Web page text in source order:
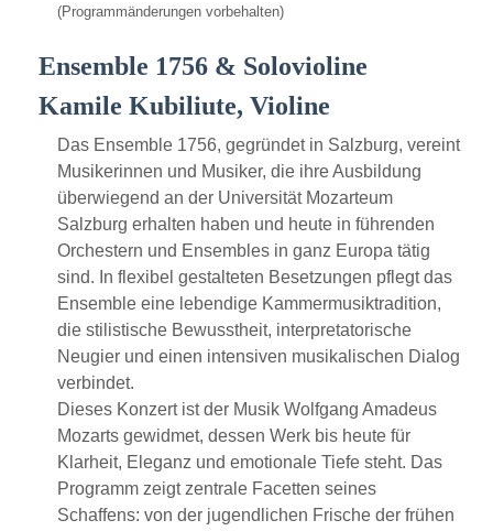
(Programmänderungen vorbehalten)
Ensemble 1756 & Solovioline
Kamile Kubiliute, Violine
Das Ensemble 1756, gegründet in Salzburg, vereint
Musikerinnen und Musiker, die ihre Ausbildung
überwiegend an der Universität Mozarteum
Salzburg erhalten haben und heute in führenden
Orchestern und Ensembles in ganz Europa tätig
sind. In flexibel gestalteten Besetzungen pflegt das
Ensemble eine lebendige Kammermusiktradition,
die stilistische Bewusstheit, interpretatorische
Neugier und einen intensiven musikalischen Dialog
verbindet.
Dieses Konzert ist der Musik Wolfgang Amadeus
Mozarts gewidmet, dessen Werk bis heute für
Klarheit, Eleganz und emotionale Tiefe steht. Das
Programm zeigt zentrale Facetten seines
Schaffens: von der jugendlichen Frische der frühen